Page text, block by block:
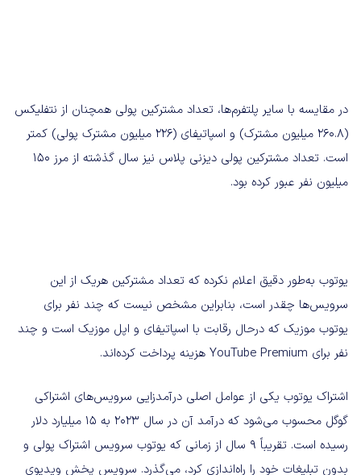
در مقایسه با سایر پلتفرم‌ها، تعداد مشترکین پولی همچنان از نتفلیکس
(260.8 میلیون مشترک) و اسپاتیفای (226 میلیون مشترک پولی) کمتر
است. تعداد مشترکین پولی دیزنی پلاس نیز سال گذشته از مرز 150
میلیون نفر عبور کرده بود.
یوتوب به‌طور دقیق اعلام نکرده که تعداد مشترکین هریک از این
سرویس‌ها چقدر است، بنابراین مشخص نیست که چند نفر برای
یوتو‌ب موزیک که درحال رقابت با اسپاتیفای و اپل موزیک است و چند
نفر برای YouTube Premium هزینه پرداخت کرده‌اند.
اشتراک یوتوب یکی از عوامل اصلی درآمدزایی سرویس‌های اشتراکی
گوگل محسوب می‌شود که درآمد آن در سال 2023 به 15 میلیارد دلار
رسیده است. تقریباً 9 سال از زمانی که یوتوب سرویس اشتراک پولی و
بدون تبلیغات خود را راه‌اندازی کرد، می‌گذرد. سرویس پخش ویدیوی